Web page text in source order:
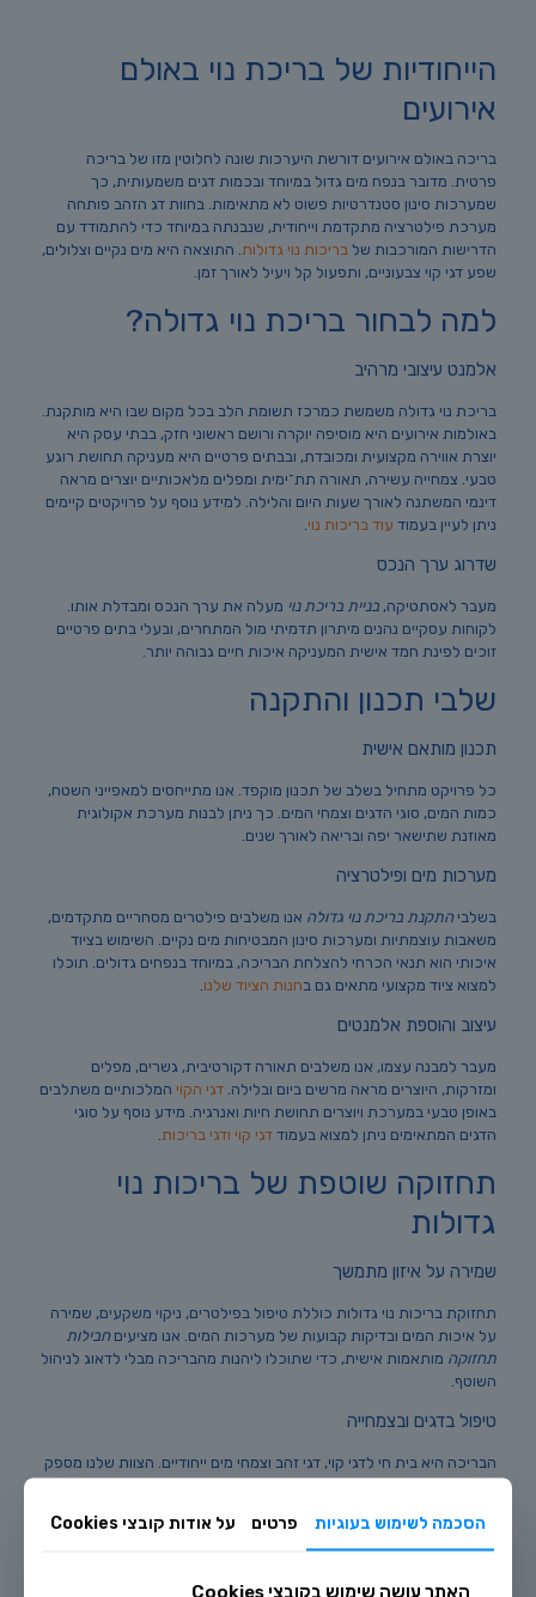
הייחודיות של בריכת נוי באולם
אירועים
בריכה באולם אירועים דורשת היערכות שונה לחלוטין מזו של בריכה
פרטית. מדובר בנפח מים גדול במיוחד ובכמות דגים משמעותית, כך
שמערכות סינון סטנדרטיות פשוט לא מתאימות. בחוות דג הזהב פותחה
מערכת פילטרציה מתקדמת וייחודית, שנבנתה במיוחד כדי להתמודד עם
הדרישות המורכבות של בריכות נוי גדולות. התוצאה היא מים נקיים וצלולים,
שפע דגי קוי צבעוניים, ותפעול קל ויעיל לאורך זמן.
למה לבחור בריכת נוי גדולה?
אלמנט עיצובי מרהיב
בריכת נוי גדולה משמשת כמרכז תשומת הלב בכל מקום שבו היא מותקנת.
באולמות אירועים היא מוסיפה יוקרה ורושם ראשוני חזק, בבתי עסק היא
יוצרת אווירה מקצועית ומכובדת, ובבתים פרטיים היא מעניקה תחושת רוגע
טבעי. צמחייה עשירה, תאורה תת־ימית ומפלים מלאכותיים יוצרים מראה
דינמי המשתנה לאורך שעות היום והלילה. למידע נוסף על פרויקטים קיימים
ניתן לעיין בעמוד עוד בריכות נוי.
שדרוג ערך הנכס
מעבר לאסתטיקה, בניית בריכת נוי מעלה את ערך הנכס ומבדלת אותו.
לקוחות עסקיים נהנים מיתרון תדמיתי מול המתחרים, ובעלי בתים פרטיים
זוכים לפינת חמד אישית המעניקה איכות חיים גבוהה יותר.
שלבי תכנון והתקנה
תכנון מותאם אישית
כל פרויקט מתחיל בשלב של תכנון מוקפד. אנו מתייחסים למאפייני השטח,
כמות המים, סוגי הדגים וצמחי המים. כך ניתן לבנות מערכת אקולוגית
מאוזנת שתישאר יפה ובריאה לאורך שנים.
מערכות מים ופילטרציה
בשלביהתקנת בריכת נוי גדולה אנו משלבים פילטרים מסחריים מתקדמים,
משאבות עוצמתיות ומערכות סינון המבטיחות מים נקיים. השימוש בציוד
איכותי הוא תנאי הכרחי להצלחת הבריכה, במיוחד בנפחים גדולים. תוכלו
למצוא ציוד מקצועי מתאים גם בחנות הציוד שלנו.
עיצוב והוספת אלמנטים
מעבר למבנה עצמו, אנו משלבים תאורה דקורטיבית, גשרים, מפלים
ומזרקות, היוצרים מראה מרשים ביום ובלילה. דגי הקוי המלכותיים משתלבים
באופן טבעי במערכת ויוצרים תחושת חיות ואנרגיה. מידע נוסף על סוגי
הדגים המתאימים ניתן למצוא בעמוד דגי קוי ודגי בריכות.
תחזוקה שוטפת של בריכות נוי
גדולות
שמירה על איזון מתמשך
תחזוקת בריכות נוי גדולות כוללת טיפול בפילטרים, ניקוי משקעים, שמירה
על איכות המים ובדיקות קבועות של מערכות המים. אנו מציעיםחבילות
תחזוקה מותאמות אישית, כדי שתוכלו ליהנות מהבריכה מבלי לדאוג לניהול
השוטף.
טיפול בדגים ובצמחייה
הבריכה היא בית חי לדגי קוי, דגי זהב וצמחי מים ייחודיים. הצוות שלנו מספק
מה עוד מציעה חוות דג הזהב?
הסכמה לשימוש בעוגיות פרטים על אודות קובצי Cookies
האתר עושה שימוש בקובצי Cookies